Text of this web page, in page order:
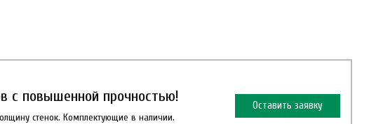
с повышенной прочностью!
стенок. Комплектующие в наличии.
Оставить заявку